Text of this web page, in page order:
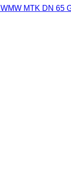
WMW MTK DN 65